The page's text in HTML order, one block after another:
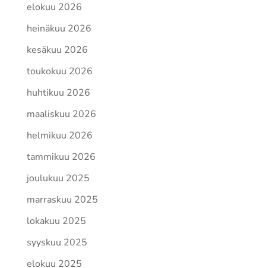
elokuu 2026
heinäkuu 2026
kesäkuu 2026
toukokuu 2026
huhtikuu 2026
maaliskuu 2026
helmikuu 2026
tammikuu 2026
joulukuu 2025
marraskuu 2025
lokakuu 2025
syyskuu 2025
elokuu 2025